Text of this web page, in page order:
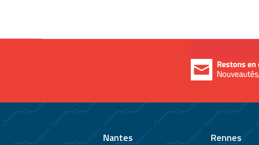
Nantes Rennes